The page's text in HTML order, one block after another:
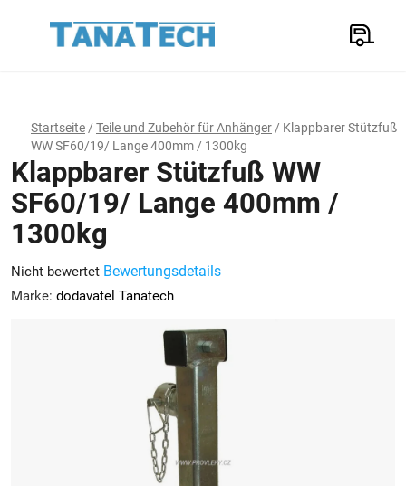
Suchen
Startseite / Teile und Zubehör für Anhänger / Klappbarer Stützfuß
WW SF60/19/ Lange 400mm / 1300kg
Klappbarer Stützfuß WW
SF60/19/ Lange 400mm /
1300kg
Die
durchschnittliche
Nicht bewertet Bewertungsdetails
Marke: dodavatel Tanatech